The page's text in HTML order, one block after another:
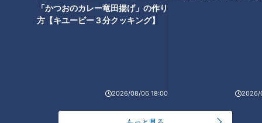
「かつおのカレー竜田揚げ」の作り
方【キユーピー３分クッキング】
2026/08/06 18:00 2026/
RANKING